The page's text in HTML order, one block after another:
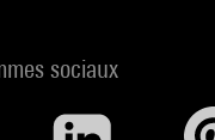
sociaux